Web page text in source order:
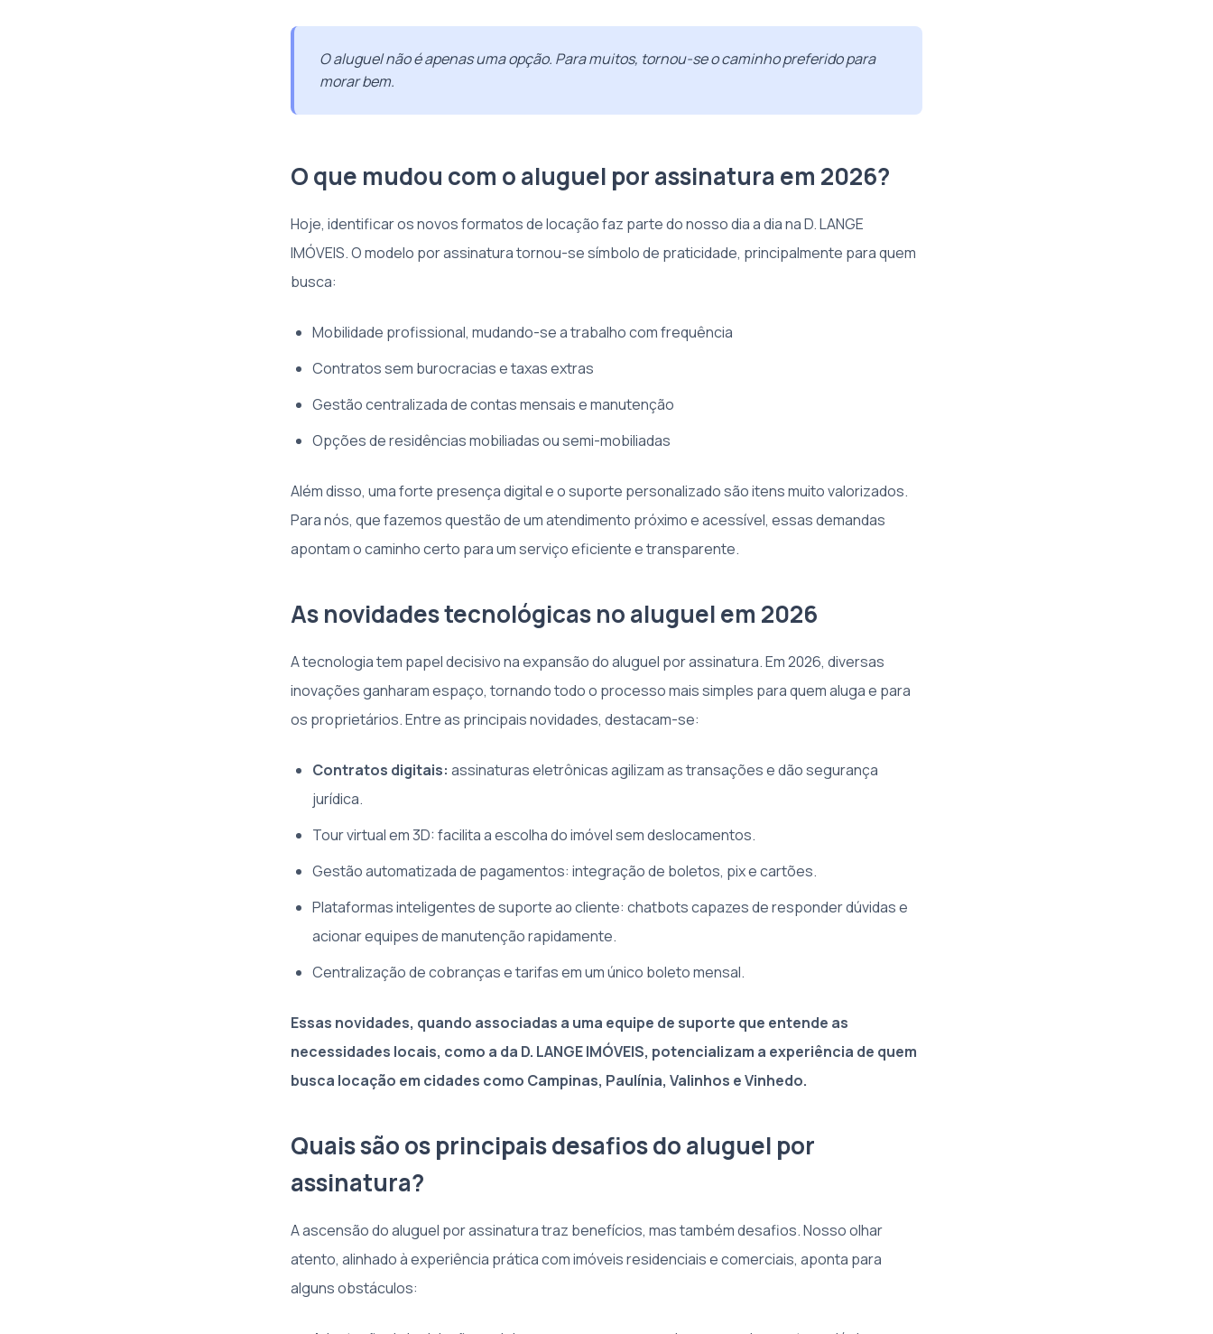
O aluguel não é apenas uma opção. Para muitos, tornou-se o caminho preferido para
morar bem.
O que mudou com o aluguel por assinatura em 2026?
Hoje, identificar os novos formatos de locação faz parte do nosso dia a dia na D. LANGE
IMÓVEIS. O modelo por assinatura tornou-se símbolo de praticidade, principalmente para quem
busca:
Mobilidade profissional, mudando-se a trabalho com frequência
Contratos sem burocracias e taxas extras
Gestão centralizada de contas mensais e manutenção
Opções de residências mobiliadas ou semi-mobiliadas
Além disso, uma forte presença digital e o suporte personalizado são itens muito valorizados.
Para nós, que fazemos questão de um atendimento próximo e acessível, essas demandas
apontam o caminho certo para um serviço eficiente e transparente.
As novidades tecnológicas no aluguel em 2026
A tecnologia tem papel decisivo na expansão do aluguel por assinatura. Em 2026, diversas
inovações ganharam espaço, tornando todo o processo mais simples para quem aluga e para
os proprietários. Entre as principais novidades, destacam-se:
Contratos digitais: assinaturas eletrônicas agilizam as transações e dão segurança
jurídica.
Tour virtual em 3D: facilita a escolha do imóvel sem deslocamentos.
Gestão automatizada de pagamentos: integração de boletos, pix e cartões.
Plataformas inteligentes de suporte ao cliente: chatbots capazes de responder dúvidas e
acionar equipes de manutenção rapidamente.
Centralização de cobranças e tarifas em um único boleto mensal.
Essas novidades, quando associadas a uma equipe de suporte que entende as
necessidades locais, como a da D. LANGE IMÓVEIS, potencializam a experiência de quem
busca locação em cidades como Campinas, Paulínia, Valinhos e Vinhedo.
Quais são os principais desafios do aluguel por
assinatura?
A ascensão do aluguel por assinatura traz benefícios, mas também desafios. Nosso olhar
atento, alinhado à experiência prática com imóveis residenciais e comerciais, aponta para
alguns obstáculos: